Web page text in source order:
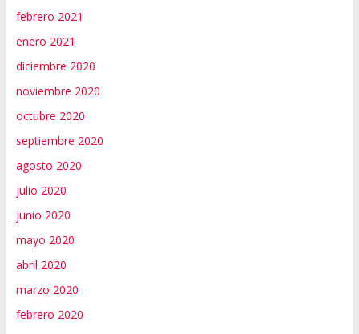
febrero 2021
enero 2021
diciembre 2020
noviembre 2020
octubre 2020
septiembre 2020
agosto 2020
julio 2020
junio 2020
mayo 2020
abril 2020
marzo 2020
febrero 2020